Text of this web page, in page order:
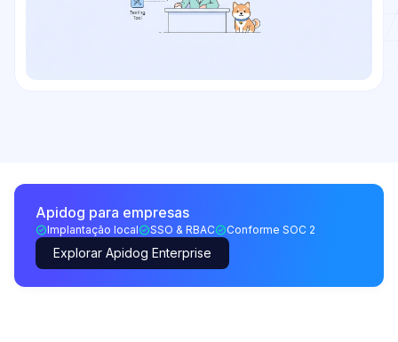
Apidog para empresas
Implantação local SSO & RBAC Conforme SOC 2
Explorar Apidog Enterprise